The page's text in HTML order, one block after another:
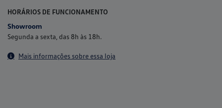
HORÁRIOS DE FUNCIONAMENTO
Showroom
Segunda a sexta, das 8h às 18h.
Mais informações sobre essa loja